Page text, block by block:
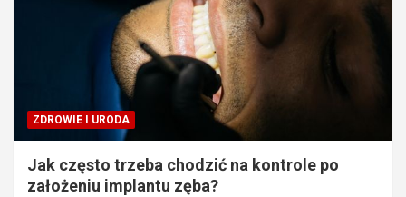
ZDROWIE I URODA
Jak często trzeba chodzić na kontrole po
założeniu implantu zęba?